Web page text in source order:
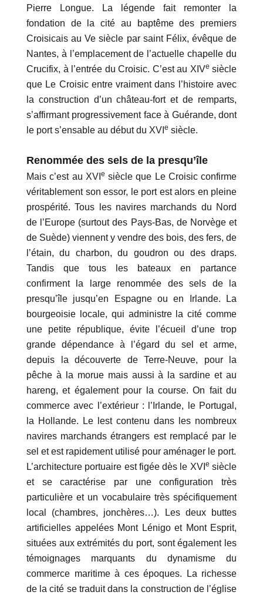
Pierre Longue. La légende fait remonter la
fondation de la cité au baptême des premiers
Croisicais au Ve siècle par saint Félix, évêque de
Nantes, à l’emplacement de l’actuelle chapelle du
Crucifix, à l’entrée du Croisic. C’est au XIVe siècle
que Le Croisic entre vraiment dans l’histoire avec
la construction d’un château-fort et de remparts,
s’affirmant progressivement face à Guérande, dont
le port s’ensable au début du XVI e siècle.
Renommée des sels de la presqu’île
Mais c’est au XVI e siècle que Le Croisic confirme
véritablement son essor, le port est alors en pleine
prospérité. Tous les navires marchands du Nord
de l’Europe (surtout des Pays-Bas, de Norvège et
de Suède) viennent y vendre des bois, des fers, de
l’étain, du charbon, du goudron ou des draps.
Tandis que tous les bateaux en partance
confirment la large renommée des sels de la
presqu’île jusqu’en Espagne ou en Irlande. La
bourgeoisie locale, qui administre la cité comme
une petite république, évite l’écueil d’une trop
grande dépendance à l’égard du sel et arme,
depuis la découverte de Terre-Neuve, pour la
pêche à la morue mais aussi à la sardine et au
hareng, et également pour la course. On fait du
commerce avec l’extérieur : l’Irlande, le Portugal,
la Hollande. Le lest contenu dans les nombreux
navires marchands étrangers est remplacé par le
sel et est rapidement utilisé pour aménager le port.
L’architecture portuaire est figée dès le XVI e siècle
et se caractérise par une configuration très
particulière et un vocabulaire très spécifiquement
local (chambres, jonchères…). Les deux buttes
artificielles appelées Mont Lénigo et Mont Esprit,
situées aux extrémités du port, sont également les
témoignages marquants du dynamisme du
commerce maritime à ces époques. La richesse
de la cité se traduit dans la construction de l’église